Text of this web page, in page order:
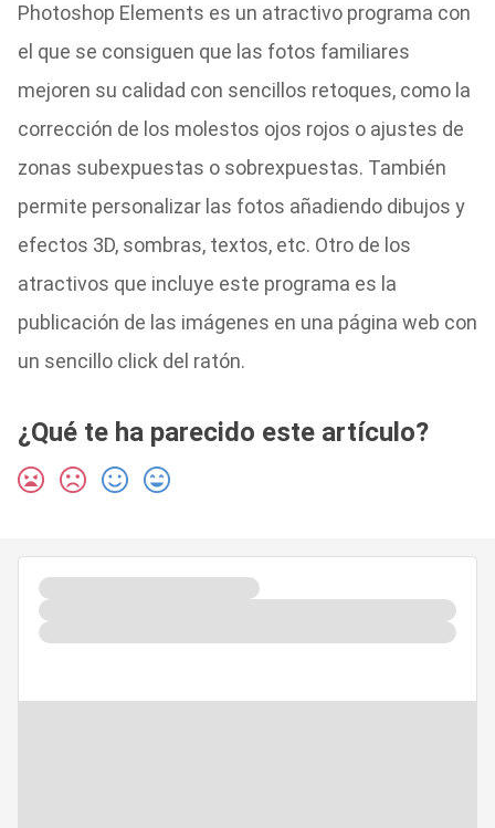
Photoshop Elements es un atractivo programa con
el que se consiguen que las fotos familiares
mejoren su calidad con sencillos retoques, como la
corrección de los molestos ojos rojos o ajustes de
zonas subexpuestas o sobrexpuestas. También
permite personalizar las fotos añadiendo dibujos y
efectos 3D, sombras, textos, etc. Otro de los
atractivos que incluye este programa es la
publicación de las imágenes en una página web con
un sencillo click del ratón.
¿Qué te ha parecido este artículo?